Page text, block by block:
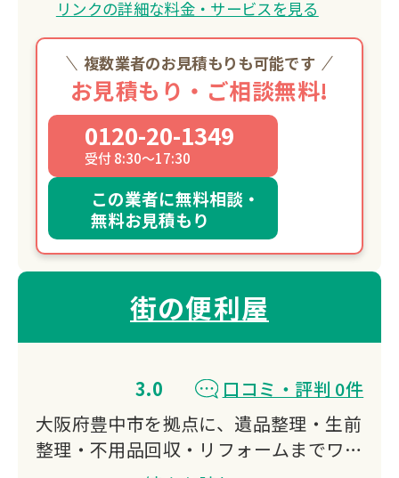
リンクの詳細な料金・サービスを見る
複数業者のお見積もりも可能です
お見積もり・ご相談無料!
0120-20-1349
受付 8:30～17:30
この業者に無料相談・
無料お見積もり
街の便利屋
3.0
口コミ・評判 0件
大阪府豊中市を拠点に、遺品整理・生前
整理・不用品回収・リフォームまでワン